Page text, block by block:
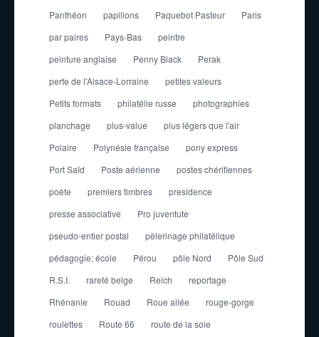
Panthéon
papillons Paquebot Pasteur
Paris
par paires
Pays-Bas
peintre
peinture anglaise
Penny Black
Perak
perte de l'Alsace-Lorraine
petites valeurs
Petits formats
philatélie russe
photographies
planchage
plus-value
plus légers que l'air
Polaire
Polynésie française
pony express
Port Saïd
Poste aérienne
postes chérifiennes
poète
premiers timbres
presidence
presse associative
Pro juventute
pseudo-entier postal
pèlerinage philatélique
pédagogie; école
Pérou pôle Nord
Pôle Sud
R.S.I.
rareté belge Reich
reportage
Rhénanie
Rouad Roue ailée
rouge-gorge
roulettes
Route 66
route de la soie